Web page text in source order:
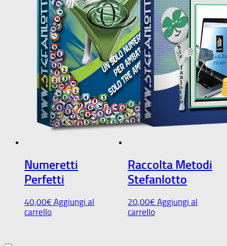
Numeretti
Perfetti
40,00€ Aggiungi al
carrello
Raccolta Metodi
Stefanlotto
20,00€ Aggiungi al
carrello